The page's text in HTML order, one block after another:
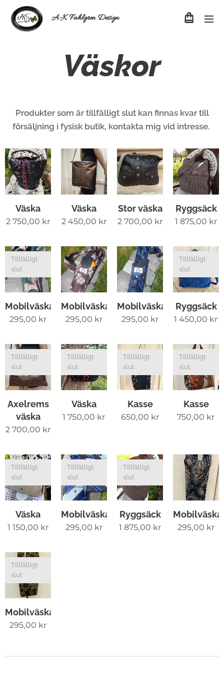
A-K Fahlgren Design
Väskor
Produkter som är tillfälligt slut kan finnas kvar till
försäljning i fysisk butik, kontakta mig vid intresse.
Väska
2 750,00 kr
Väska
2 450,00 kr
Stor väska
2 700,00 kr
Ryggsäck
1 875,00 kr
Mobilväska
Tillfälligt
slut
295,00 kr
Mobilväska
295,00 kr
Mobilväska
295,00 kr
Ryggsäck
Tillfälligt
slut
1 450,00 kr
Axelrems
väska
Tillfälligt
slut
2 700,00 kr
Väska
Tillfälligt
slut
1 750,00 kr
Kasse
Tillfälligt
slut
650,00 kr
Kasse
Tillfälligt
slut
750,00 kr
Väska
Tillfälligt
slut
1 150,00 kr
Mobilväska
Tillfälligt
slut
295,00 kr
Ryggsäck
Tillfälligt
slut
1 875,00 kr
Mobilväska
295,00 kr
Mobilväska
Tillfälligt
slut
295,00 kr